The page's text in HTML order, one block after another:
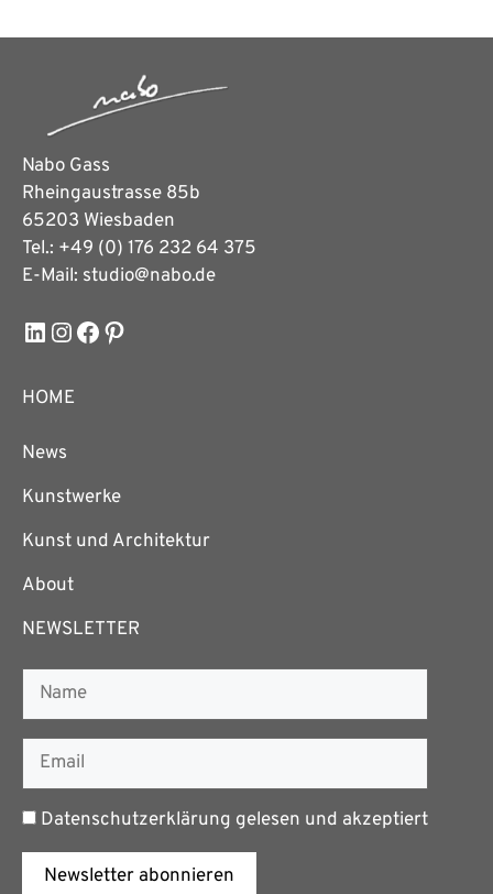
Nabo Gass
Rheingaustrasse 85b
65203 Wiesbaden
Tel.: +49 (0) 176 232 64 375
E-Mail: studio@nabo.de
LinkedIn
Instagram
Facebook
Pinterest
HOME
News
Kunstwerke
Kunst und Architektur
About
NEWSLETTER
Datenschutzerklärung gelesen und akzeptiert
Newsletter abonnieren